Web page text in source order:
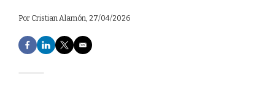
Por Cristian Alamón, 27/04/2026
F
a
e
L
i
T
w
E
m